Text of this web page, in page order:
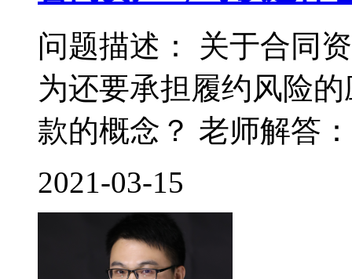
问题描述： 关于合同
为还要承担履约风险
款的概念？ 老师解答
2021-03-15